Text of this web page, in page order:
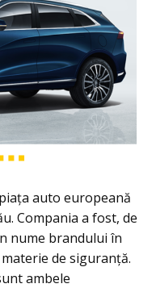
auto europeană
Compania a fost, de
nume brandului în
de siguranță.
ambele